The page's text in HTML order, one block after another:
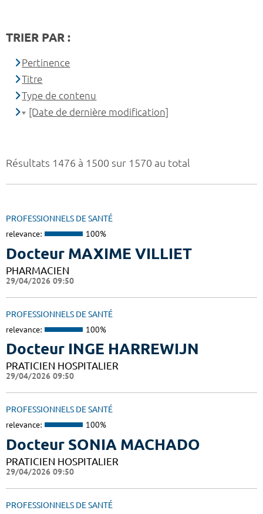
Résultats 1476 à 1500 sur 1570 au total
PROFESSIONNELS DE SANTÉ
relevance: 100%
Docteur MAXIME VILLIET
PHARMACIEN
29/04/2026 09:50
PROFESSIONNELS DE SANTÉ
relevance: 100%
Docteur INGE HARREWIJN
PRATICIEN HOSPITALIER
29/04/2026 09:50
PROFESSIONNELS DE SANTÉ
relevance: 100%
Docteur SONIA MACHADO
PRATICIEN HOSPITALIER
29/04/2026 09:50
PROFESSIONNELS DE SANTÉ
TRIER PAR :
Pertinence
Titre
Type de contenu
[Date de dernière modification]